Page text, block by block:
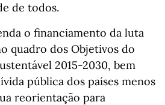
de todos.
o financiamento da luta
quadro dos Objetivos do
2015-2030, bem
pública dos países menos
reorientação para